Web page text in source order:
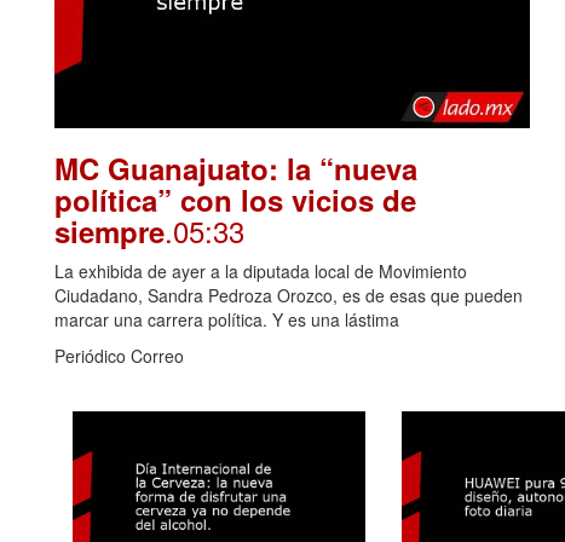
MC Guanajuato: la “nueva
política” con los vicios de
siempre.05:33
La exhibida de ayer a la diputada local de Movimiento
Ciudadano, Sandra Pedroza Orozco, es de esas que pueden
marcar una carrera política. Y es una lástima
Periódico Correo